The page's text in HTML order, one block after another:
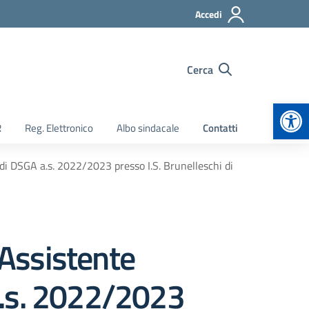
Accedi
Cerca
Reg. Elettronico Albo sindacale Contatti
a.s. 2022/2023 presso I.S. Brunelleschi di
2022/2023